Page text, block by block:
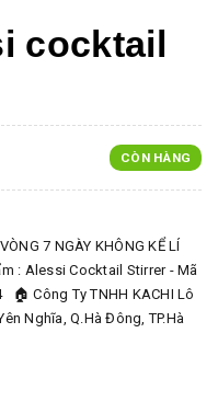
cocktail
CÒN HÀNG
7 NGÀY KHÔNG KỂ LÍ
: Alessi Cocktail Stirrer - Mã
🏠 Công Ty TNHH KACHI Lô
Nghĩa, Q.Hà Đông, TP.Hà